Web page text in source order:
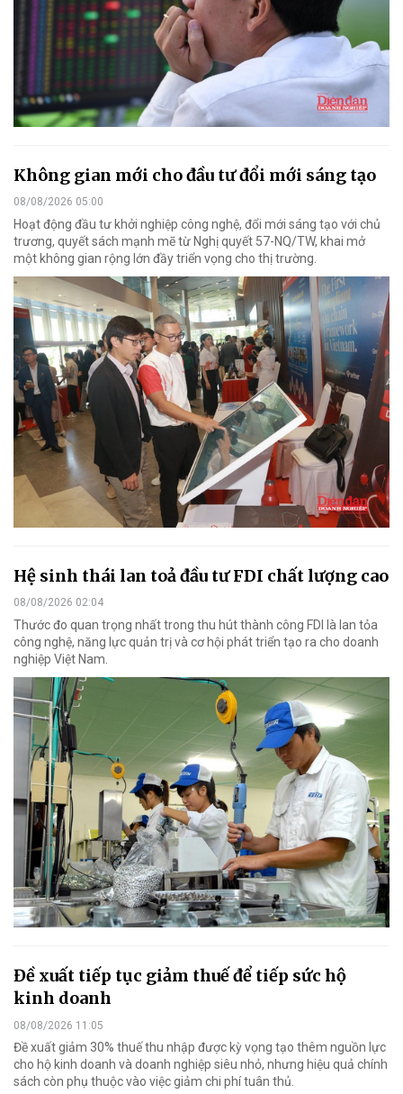
Không gian mới cho đầu tư đổi mới sáng tạo
08/08/2026 05:00
Hoạt động đầu tư khởi nghiệp công nghệ, đổi mới sáng tạo với chủ
trương, quyết sách mạnh mẽ từ Nghị quyết 57-NQ/TW, khai mở
một không gian rộng lớn đầy triển vọng cho thị trường.
Hệ sinh thái lan toả đầu tư FDI chất lượng cao
08/08/2026 02:04
Thước đo quan trọng nhất trong thu hút thành công FDI là lan tỏa
công nghệ, năng lực quản trị và cơ hội phát triển tạo ra cho doanh
nghiệp Việt Nam.
Đề xuất tiếp tục giảm thuế để tiếp sức hộ
kinh doanh
08/08/2026 11:05
Đề xuất giảm 30% thuế thu nhập được kỳ vọng tạo thêm nguồn lực
cho hộ kinh doanh và doanh nghiệp siêu nhỏ, nhưng hiệu quả chính
sách còn phụ thuộc vào việc giảm chi phí tuân thủ.